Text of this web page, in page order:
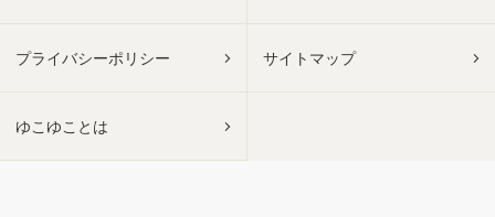
プライバシーポリシー サイトマップ
ゆこゆことは